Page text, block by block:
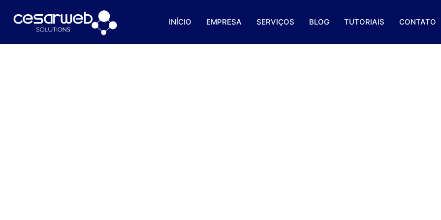
INÍCIO EMPRESA SERVIÇOS BLOG TUTORIAIS CONTATO